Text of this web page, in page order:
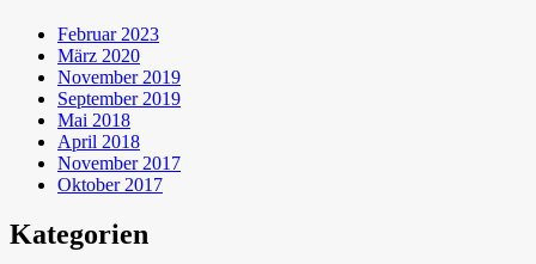
Februar 2023
März 2020
November 2019
September 2019
Mai 2018
April 2018
November 2017
Oktober 2017
Kategorien